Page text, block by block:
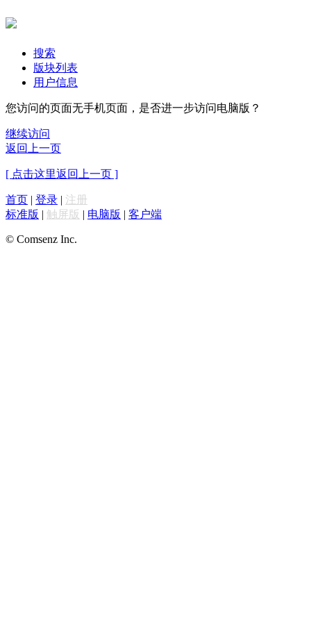
搜索
版块列表
用户信息
您访问的页面无手机页面，是否进一步访问电脑版？
继续访问
返回上一页
[ 点击这里返回上一页 ]
首页 | 登录 | 注册
标准版 | 触屏版 | 电脑版 | 客户端
© Comsenz Inc.